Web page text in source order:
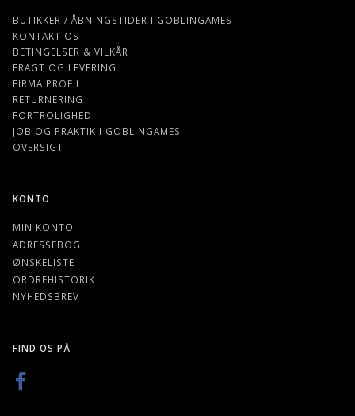
BUTIKKER / ÅBNINGSTIDER I GOBLINGAMES
KONTAKT OS
BETINGELSER & VILKÅR
FRAGT OG LEVERING
FIRMA PROFIL
RETURNERING
FORTROLIGHED
JOB OG PRAKTIK I GOBLINGAMES
OVERSIGT
KONTO
MIN KONTO
ADRESSEBOG
ØNSKELISTE
ORDREHISTORIK
NYHEDSBREV
FIND OS PÅ